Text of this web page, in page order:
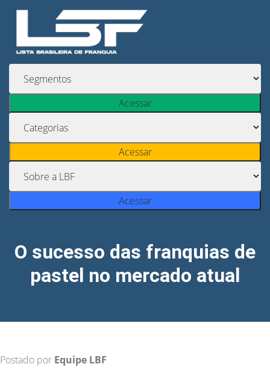
Acessar
Acessar
Acessar
O sucesso das franquias de
pastel no mercado atual
Postado por Equipe LBF